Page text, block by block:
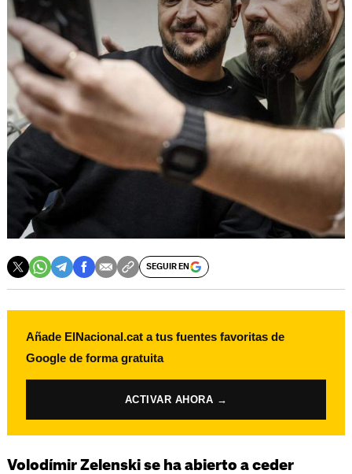
SEGUIR EN
Añade ElNacional.cat a tus fuentes favoritas de
Google de forma gratuita
ACTIVAR AHORA →
Volodímir Zelenski se ha abierto a ceder